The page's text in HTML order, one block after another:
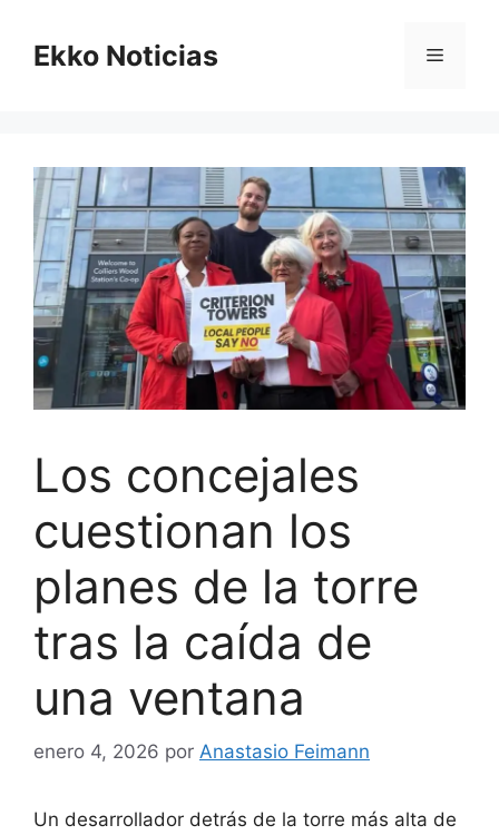
contenido
Ekko Noticias Menú
Los concejales
cuestionan los
planes de la torre
tras la caída de
una ventana
enero 4, 2026 por Anastasio Feimann
Un desarrollador detrás de la torre más alta de